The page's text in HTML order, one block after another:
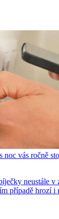
noc vás ročně
neustále v
případě hrozí i